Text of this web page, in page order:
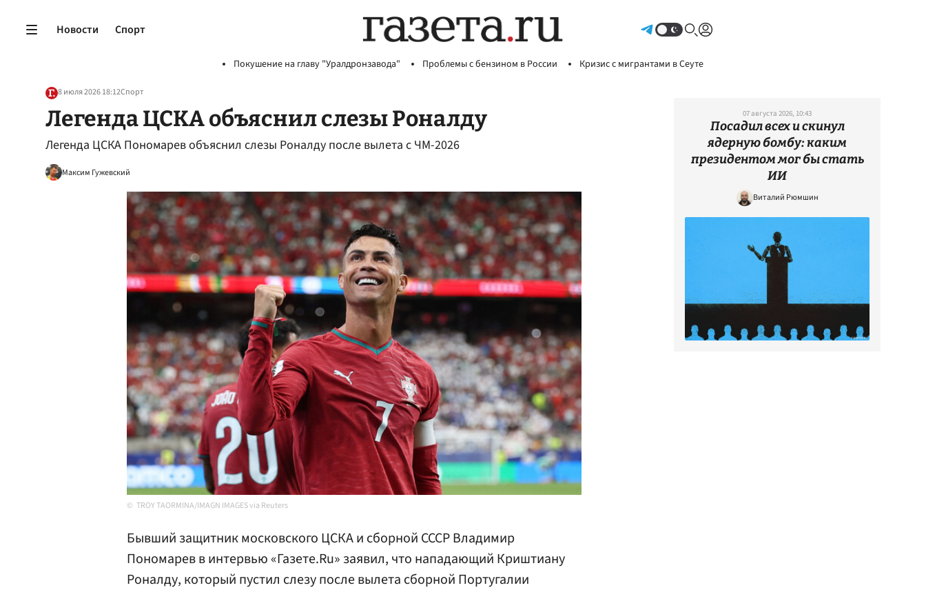
Новости Спорт
Покушение на главу "Уралдронзавода" Проблемы с бензином в России Кризис с мигрантами в Сеуте
8 июля 2026 18:12Спорт
Легенда ЦСКА объяснил слезы Роналду
Легенда ЦСКА Пономарев объяснил слезы Роналду после вылета с ЧМ-2026
Максим Гужевский
TROY TAORMINA/IMAGN IMAGES via Reuters
Бывший защитник московского ЦСКА и сборной СССР Владимир
Пономарев в интервью «Газете.Ru» заявил, что нападающий Криштиану
Роналду, который пустил слезу после вылета сборной Португалии
07 августа 2026, 10:43
Посадил всех и скинул
ядерную бомбу: каким
президентом мог бы стать
ИИ
Виталий Рюмшин